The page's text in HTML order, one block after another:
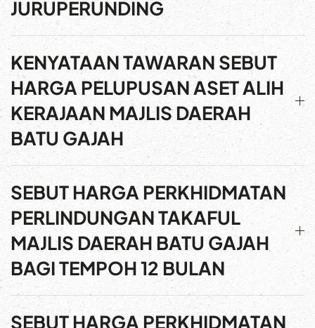
JURUPERUNDING
KENYATAAN TAWARAN SEBUT
HARGA PELUPUSAN ASET ALIH
KERAJAAN MAJLIS DAERAH
BATU GAJAH
SEBUT HARGA PERKHIDMATAN
PERLINDUNGAN TAKAFUL
MAJLIS DAERAH BATU GAJAH
BAGI TEMPOH 12 BULAN
SEBUT HARGA PERKHIDMATAN